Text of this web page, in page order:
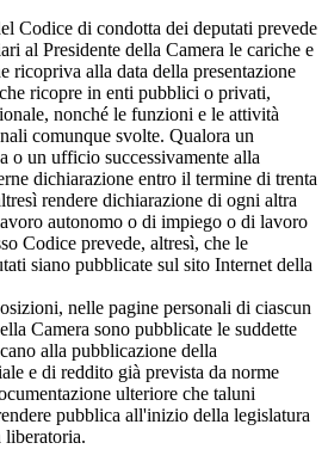
Codice di condotta dei deputati prevede
al Presidente della Camera le cariche e
ricopriva alla data della presentazione
ricopre in enti pubblici o privati,
nonché le funzioni e le attività
comunque svolte. Qualora un
o un ufficio successivamente alla
dichiarazione entro il termine di trenta
rendere dichiarazione di ogni altra
autonomo o di impiego o di lavoro
Codice prevede, altresì, che le
siano pubblicate sul sito Internet della
nelle pagine personali di ciascun
Camera sono pubblicate le suddette
alla pubblicazione della
e di reddito già prevista da norme
ulteriore che taluni
pubblica all'inizio della legislatura
liberatoria.